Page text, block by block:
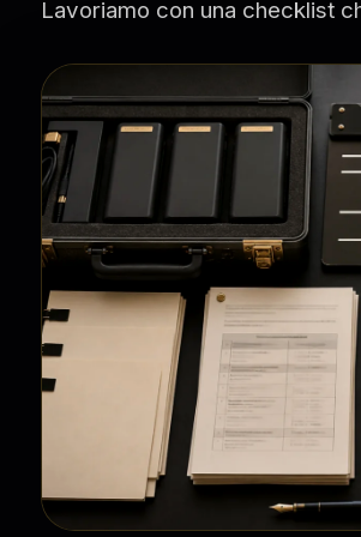
Lavoriamo con una checklist